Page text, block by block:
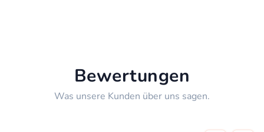
Bewertungen
Was unsere Kunden über uns sagen.